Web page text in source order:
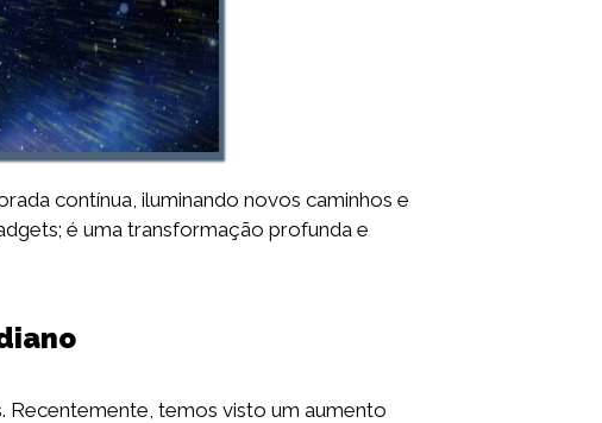
contínua, iluminando novos caminhos e
é uma transformação profunda e
Recentemente, temos visto um aumento